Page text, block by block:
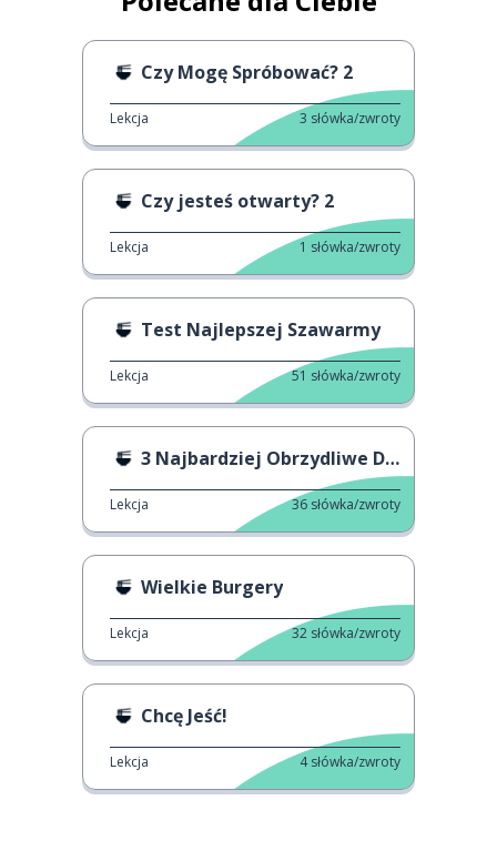
Czy Mogę Spróbować? 2
Lekcja 3 słówka/zwroty
Czy jesteś otwarty? 2
Lekcja 1 słówka/zwroty
Test Najlepszej Szawarmy
Lekcja 51 słówka/zwroty
3 Najbardziej Obrzydliwe Dania
Lekcja 36 słówka/zwroty
Wielkie Burgery
Lekcja 32 słówka/zwroty
Chcę Jeść!
Lekcja 4 słówka/zwroty